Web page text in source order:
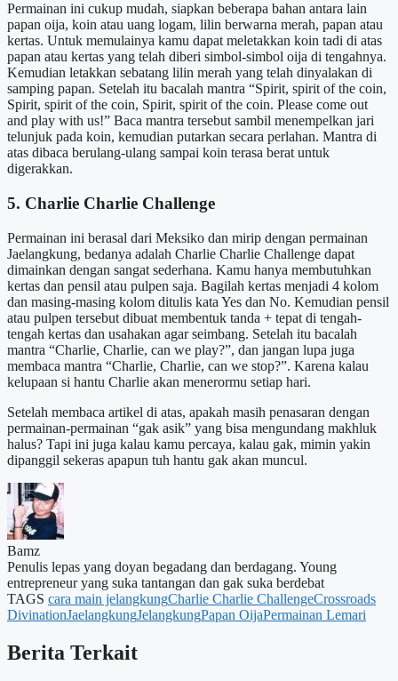
Permainan ini cukup mudah, siapkan beberapa bahan antara lain
papan oija, koin atau uang logam, lilin berwarna merah, papan atau
kertas. Untuk memulainya kamu dapat meletakkan koin tadi di atas
papan atau kertas yang telah diberi simbol-simbol oija di tengahnya.
Kemudian letakkan sebatang lilin merah yang telah dinyalakan di
samping papan. Setelah itu bacalah mantra “Spirit, spirit of the coin,
Spirit, spirit of the coin, Spirit, spirit of the coin. Please come out
and play with us!” Baca mantra tersebut sambil menempelkan jari
telunjuk pada koin, kemudian putarkan secara perlahan. Mantra di
atas dibaca berulang-ulang sampai koin terasa berat untuk
digerakkan.
5. Charlie Charlie Challenge
Permainan ini berasal dari Meksiko dan mirip dengan permainan
Jaelangkung, bedanya adalah Charlie Charlie Challenge dapat
dimainkan dengan sangat sederhana. Kamu hanya membutuhkan
kertas dan pensil atau pulpen saja. Bagilah kertas menjadi 4 kolom
dan masing-masing kolom ditulis kata Yes dan No. Kemudian pensil
atau pulpen tersebut dibuat membentuk tanda + tepat di tengah-
tengah kertas dan usahakan agar seimbang. Setelah itu bacalah
mantra “Charlie, Charlie, can we play?”, dan jangan lupa juga
membaca mantra “Charlie, Charlie, can we stop?”. Karena kalau
kelupaan si hantu Charlie akan menerormu setiap hari.
Setelah membaca artikel di atas, apakah masih penasaran dengan
permainan-permainan “gak asik” yang bisa mengundang makhluk
halus? Tapi ini juga kalau kamu percaya, kalau gak, mimin yakin
dipanggil sekeras apapun tuh hantu gak akan muncul.
Bamz
Penulis lepas yang doyan begadang dan berdagang. Young
entrepreneur yang suka tantangan dan gak suka berdebat
TAGS cara main jelangkungCharlie Charlie ChallengeCrossroads
DivinationJaelangkungJelangkungPapan OijaPermainan Lemari
Berita Terkait